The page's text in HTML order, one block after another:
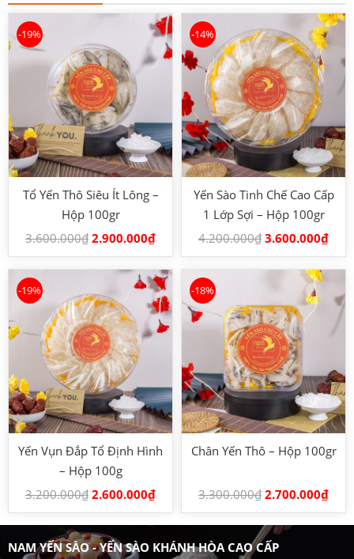
-19%
Tổ Yến Thô Siêu Ít Lông –
Hộp 100gr
3.600.000₫ 2.900.000₫
-14%
Yến Sào Tinh Chế Cao Cấp
1 Lớp Sợi – Hộp 100gr
4.200.000₫ 3.600.000₫
-19%
Yến Vụn Đắp Tổ Định Hình
– Hộp 100g
3.200.000₫ 2.600.000₫
-18%
Chân Yến Thô – Hộp 100gr
3.300.000₫ 2.700.000₫
NAM YẾN SÀO - YẾN SÀO KHÁNH HÒA CAO CẤP